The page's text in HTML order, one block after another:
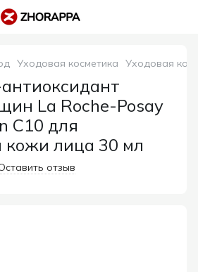
Уходовая косметика Уходовая
La Roche-Posay
C10 для
кожи лица 30 мл
отзыв